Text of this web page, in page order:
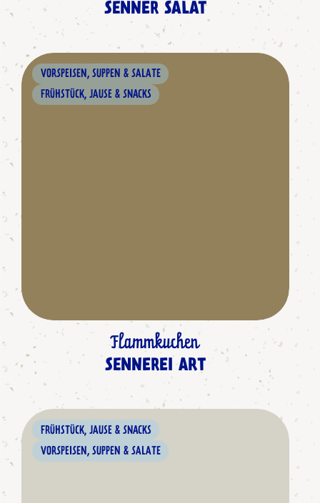
SENNER SALAT
VORSPEISEN, SUPPEN & SALATE
FRÜHSTÜCK, JAUSE & SNACKS
Flammkuchen
SENNEREI ART
FRÜHSTÜCK, JAUSE & SNACKS
VORSPEISEN, SUPPEN & SALATE